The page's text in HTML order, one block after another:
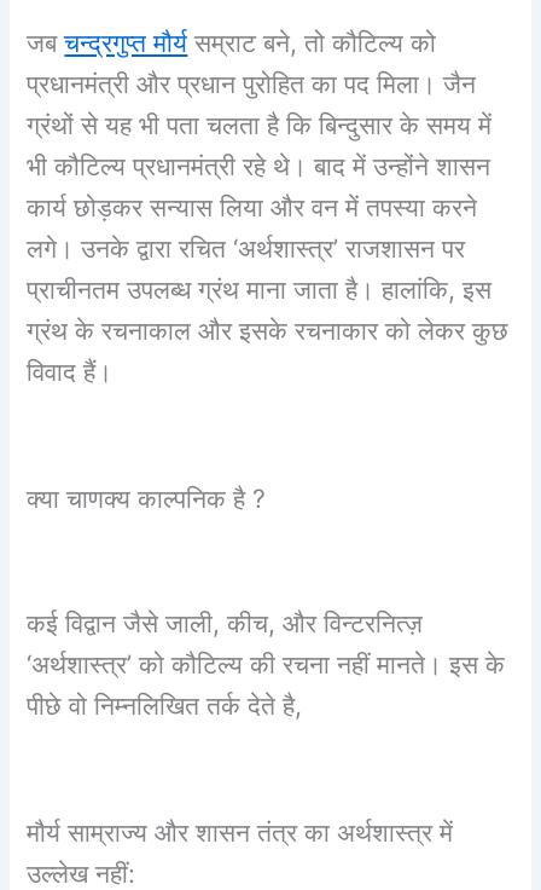
जबचन्द्रगुप्त मौर्य सम्राट बने, तो कौटिल्य को
प्रधानमंत्री और प्रधान पुरोहित का पद मिला। जैन
ग्रंथों से यह भी पता चलता है कि बिन्दुसार के समय में
भी कौटिल्य प्रधानमंत्री रहे थे। बाद में उन्होंने शासन
कार्य छोड़कर सन्यास लिया और वन में तपस्या करने
लगे। उनके द्वारा रचित ‘अर्थशास्त्र’ राजशासन पर
प्राचीनतम उपलब्ध ग्रंथ माना जाता है। हालांकि, इस
ग्रंथ के रचनाकाल और इसके रचनाकार को लेकर कुछ
विवाद हैं।
क्या चाणक्य काल्पनिक है ?
कई विद्वान जैसे जाली, कीच, और विन्टरनित्ज़
‘अर्थशास्त्र’ को कौटिल्य की रचना नहीं मानते।इस के
पीछे वो निम्नलिखित तर्क देते है,
मौर्य साम्राज्य और शासन तंत्र का अर्थशास्त्र में
उल्लेख नहीं: